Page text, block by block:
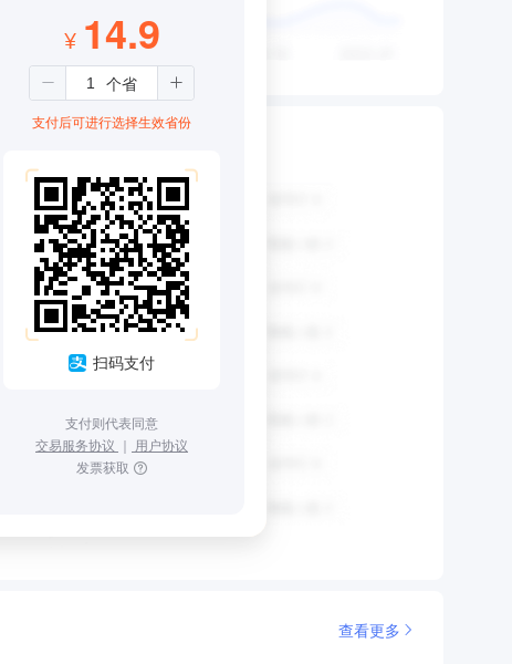
¥ 14.9
支付后可进行选择生效省份
扫码支付
支付则代表同意
交易服务协议 ｜ 用户协议
发票获取
查看更多